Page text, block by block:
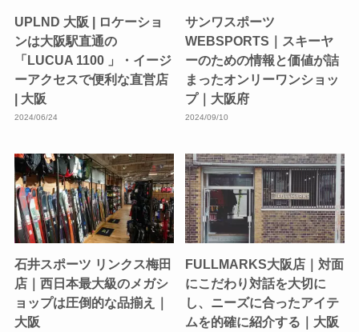
UPLND 大阪 | ロケーショ
ンは大阪駅直通の
「LUCUA 1100 」・イージ
ーアクセスで便利な直営店
| 大阪
2024/06/24
サンワスポーツ
WEBSPORTS｜スキーヤ
ーのための情報と価値が詰
まったオンリーワンショッ
プ｜大阪府
2024/09/10
石井スポーツ リンクス梅田
店｜西日本最大級のメガシ
ョップは圧倒的な品揃え｜
大阪
FULLMARKS大阪店｜対面
にこだわり対話を大切に
し、ニーズに合ったアイテ
ムを的確に紹介する｜大阪